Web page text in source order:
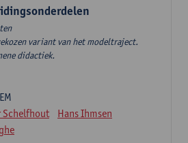
variant van het modeltraject.
didactiek.
Schelfhout
Hans Ihmsen